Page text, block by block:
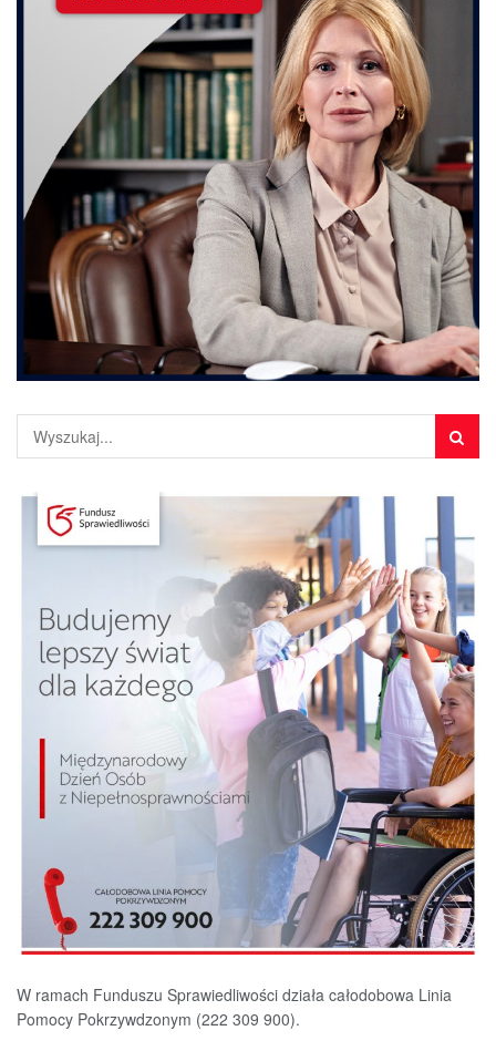
W ramach Funduszu Sprawiedliwości działa całodobowa Linia
Pomocy Pokrzywdzonym (222 309 900).